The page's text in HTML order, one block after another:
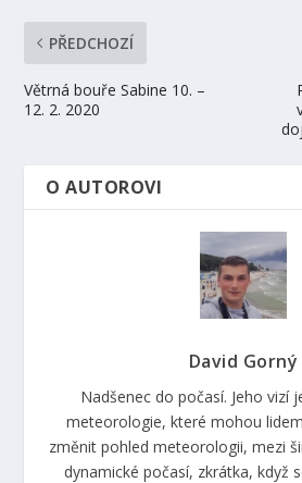
PŘEDCHOZÍ
Větrná bouře Sabine 10. –
12. 2. 2020
O AUTOROVI
David Gorný
Nadšenec do počasí. Jeho vizí
meteorologie, které mohou
změnit pohled meteorologii, mezi
dynamické počasí, zkrátka, když